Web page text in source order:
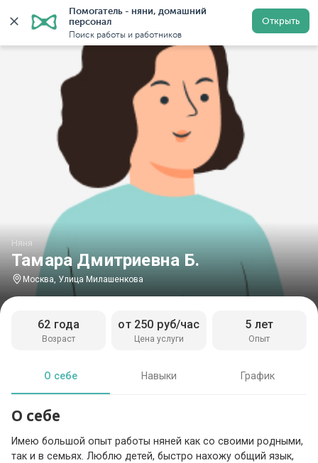
Помогатель - няни, домашний
персонал
Поиск работы и работников
Открыть
Главная Няни Няни в Москве Няни у метро
Тамара Дмитриевна Б.
Няня
Москва, Улица Милашенкова
Возраст
62 года
Цена услуги
от 250 руб/час
Опыт
5 лет
О себе Навыки График
О себе
Имею большой опыт работы няней как со своими родными,
так и в семьях. Люблю детей, быстро нахожу общий язык,